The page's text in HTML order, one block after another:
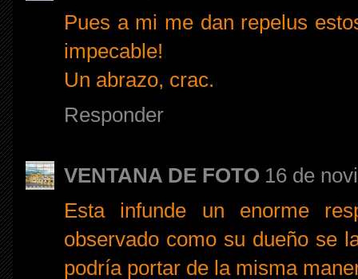
Pues a mi me dan repelus
impecable!
Un abrazo, crac.
Responder
VENTANA DE FOTO 16 de
Esta infunde un enorme
observado como su dueño se
podría portar de la misma